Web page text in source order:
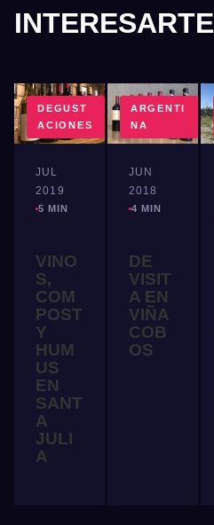
INTERESARTE
DEGUST
ACIONES
JUL
2019
5 MIN
VINO
S,
COM
POST
Y
HUM
US
EN
SANT
A
JULI
A
ARGENTI
NA
JUN
2018
4 MIN
DE
VISIT
A EN
VIÑA
COB
OS